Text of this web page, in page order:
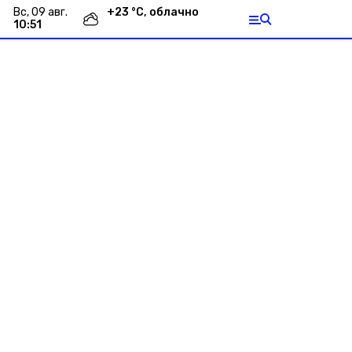
вс, 09 авг.
10:51
+23 °С, облачно